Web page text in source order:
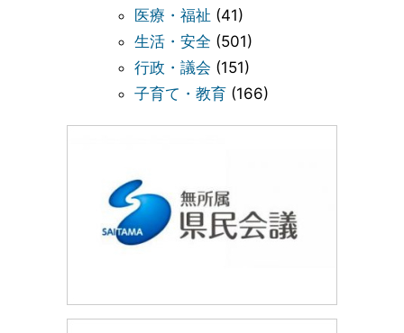
医療・福祉 (41)
生活・安全 (501)
行政・議会 (151)
子育て・教育 (166)